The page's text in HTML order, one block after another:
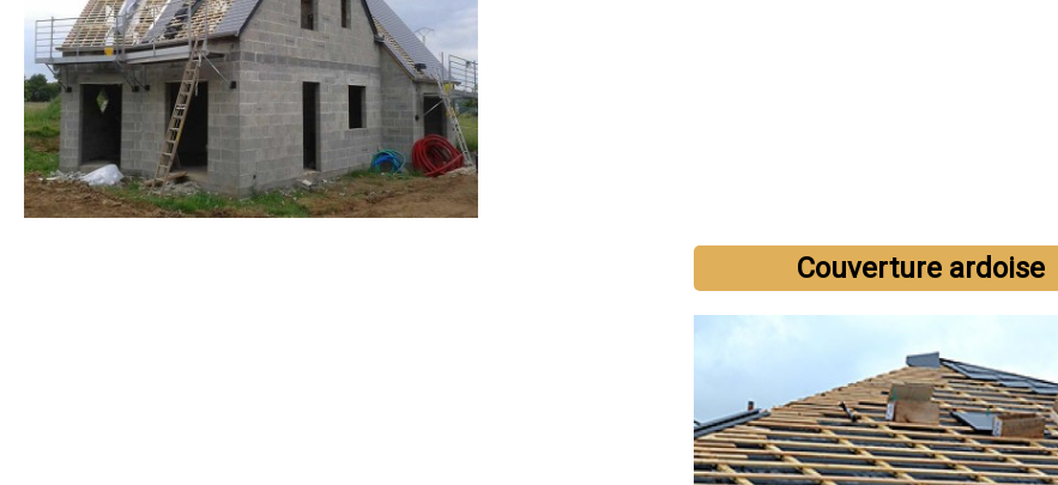
Couverture ardoise